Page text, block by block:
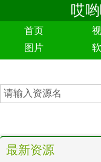
哎
首页
图片
最新资源